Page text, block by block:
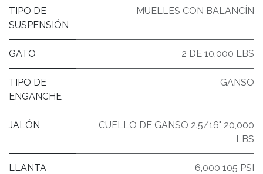
TIPO DE
SUSPENSIÓN
MUELLES CON BALANCÍN
GATO 2 DE 10,000 LBS
TIPO DE
ENGANCHE
GANSO
JALÓN
CUELLO DE GANSO 2.5/16" 20,000
LBS
LLANTA 6,000 105 PSI